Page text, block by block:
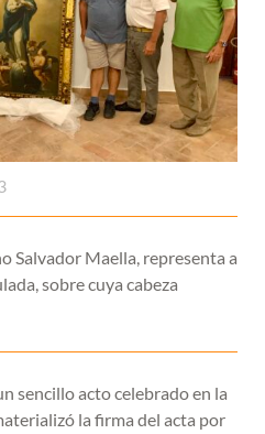
Salvador Maella, representa a
sobre cuya cabeza
sencillo acto celebrado en la
la firma del acta por